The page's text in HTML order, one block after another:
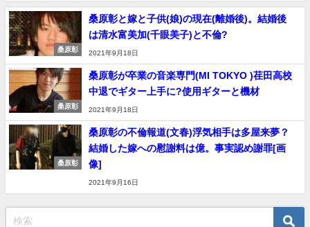
桑原彰
桑原彰と嫁と子供(娘)の現在(離婚後)。結婚後
は清水富美加(千眼美子)と不倫?
2021年9月18日
桑原彰
桑原彰が卒業の音楽専門(MI TOKYO )荏田高校
中退でギター上手に?使用ギターと機材
2021年9月18日
桑原彰
桑原彰の不倫報道(文春)浮気相手は多屋来夢？
結婚した嫁への慰謝料は億。事実認め謝罪[画
像]
2021年9月16日